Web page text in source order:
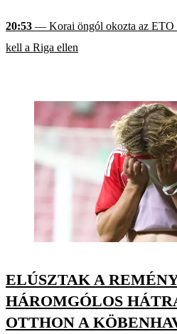
20:53 — Korai öngól okozta az ETO
kell a Riga ellen
ELÚSZTAK A
HÁROMGÓLOS
OTTHON A